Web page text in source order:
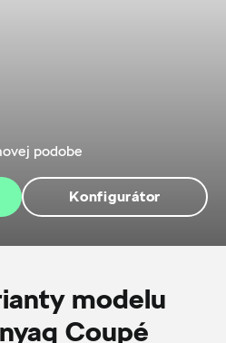
podobe
Konfigurátor
modelu
Coupé